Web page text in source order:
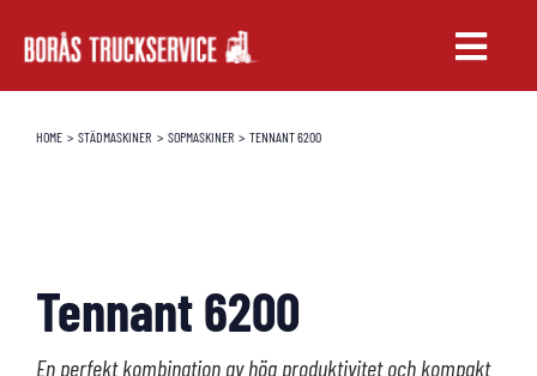
Toggle
UTBILDNING
HOME STÄDMASKINER SOPMASKINER TENNANT 6200
Tennant 6200
En perfekt kombination av hög produktivitet och kompakt